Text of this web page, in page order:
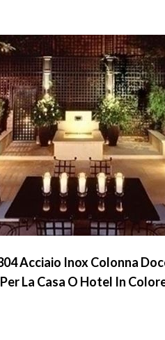
Acciaio Inox Colonna
La Casa O Hotel In